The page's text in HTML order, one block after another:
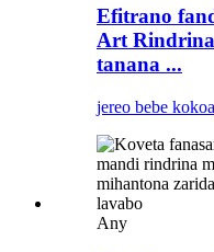
Efitrano
Art
tanana ...
jereo bebe kokoa
Any